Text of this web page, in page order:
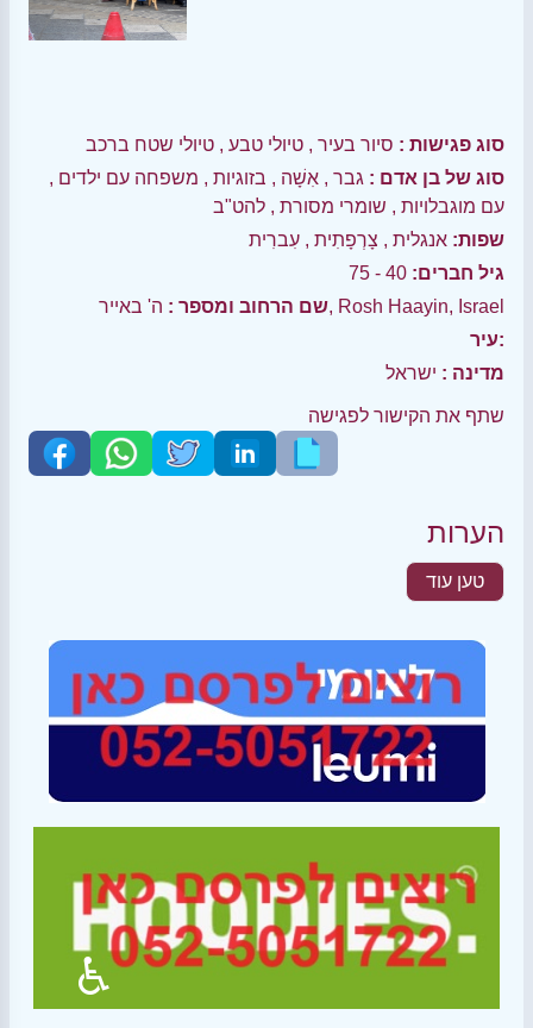
סוג פגישות : סיור בעיר , טיולי טבע , טיולי שטח ברכב
סוג של בן אדם : גבר , אִשָׁה , בזוגיות , משפחה עם ילדים ,
עם מוגבלויות , שומרי מסורת , להט"ב
שפות: אנגלית , צָרְפָתִית , עִברִית
גיל חברים: 40 - 75
שם הרחוב ומספר :ה' באייר, Rosh Haayin, Israel
עיר:
מדינה : ישראל
שתף את הקישור לפגישה
הערות
טען עוד
♿